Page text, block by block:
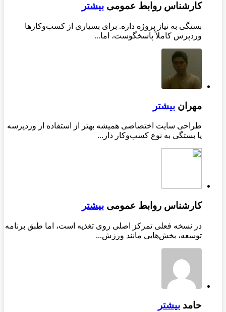
کارشناس روابط عمومی بیشتر
بستگی به نیاز پروژه داره. برای بسیاری از کسب‌وکارها
وردپرس کاملاً پاسخگوست، اما...
مهران بیشتر
طراحی سایت اختصاصی همیشه بهتر از استفاده از وردپرسه
یا بستگی به نوع کسب‌وکار دار...
کارشناس روابط عمومی بیشتر
در نسخه فعلی تمرکز اصلی روی تغذیه است، اما طبق برنامه
توسعه، بخش‌هایی مانند ورزش...
حامد بیشتر